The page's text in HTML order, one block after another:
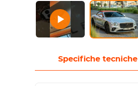
Specifiche tecniche